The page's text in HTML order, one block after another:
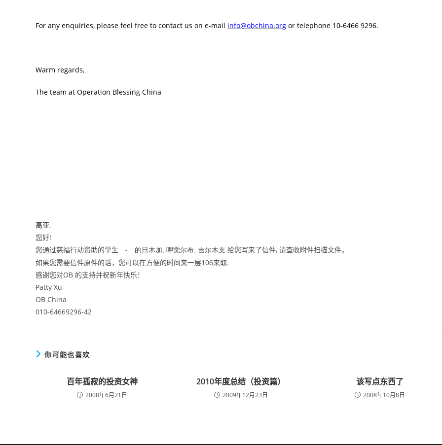
For any enquiries, please feel free to contact us on e-mail info@obchina.org or telephone 10-6466 9296.
Warm regards,
The team at Operation Blessing China
高亚,
您好!
您通过慈福行动资助的学生 - 的日木加, 呷觉尔布, 吉尔木支 给您写来了信件, 请查收附件扫描文件。
如果您需要信件原件的话，您可以在方便的时间来一层106来取.
感谢您对OB 的支持并祝新年快乐！
Patty Xu
OB China
010-64669296-42
你可能也喜欢
百年孤寂的投资女神
2008年6月21日
2010年度总结（投资篇）
2009年12月23日
该写点东西了
2008年10月8日